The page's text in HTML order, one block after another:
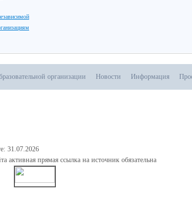
организации Новости Информация
31.07.2026
активная прямая ссылка на источник обязательна